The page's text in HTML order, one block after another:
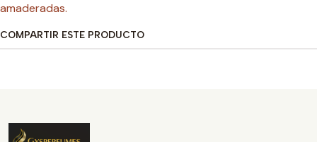
amaderadas.
COMPARTIR ESTE PRODUCTO